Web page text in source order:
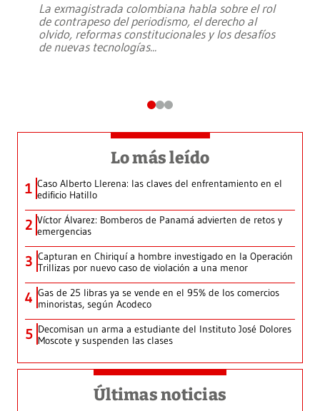
La exmagistrada colombiana habla sobre el rol
de contrapeso del periodismo, el derecho al
olvido, reformas constitucionales y los desafíos
de nuevas tecnologías...
Lo más leído
1 Caso Alberto Llerena: las claves del enfrentamiento en el
edificio Hatillo
2 Víctor Álvarez: Bomberos de Panamá advierten de retos y
emergencias
3 Capturan en Chiriquí a hombre investigado en la Operación
Trillizas por nuevo caso de violación a una menor
4 Gas de 25 libras ya se vende en el 95% de los comercios
minoristas, según Acodeco
5 Decomisan un arma a estudiante del Instituto José Dolores
Moscote y suspenden las clases
Últimas noticias